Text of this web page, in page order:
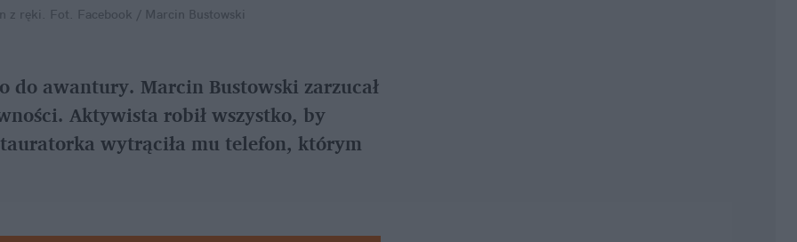
z ręki. Fot. Facebook / Marcin Bustowski
do awantury. Marcin Bustowski zarzucał
Aktywista robił wszystko, by
wytrąciła mu telefon, którym